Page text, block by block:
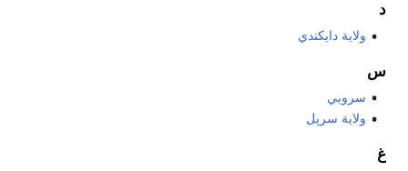
د
ولاية دايكندي
س
سروبي
ولایة سرپل
غ